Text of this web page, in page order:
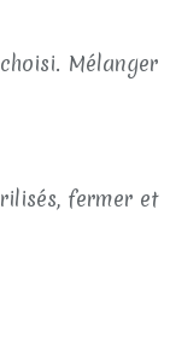
Mélanger
fermer et